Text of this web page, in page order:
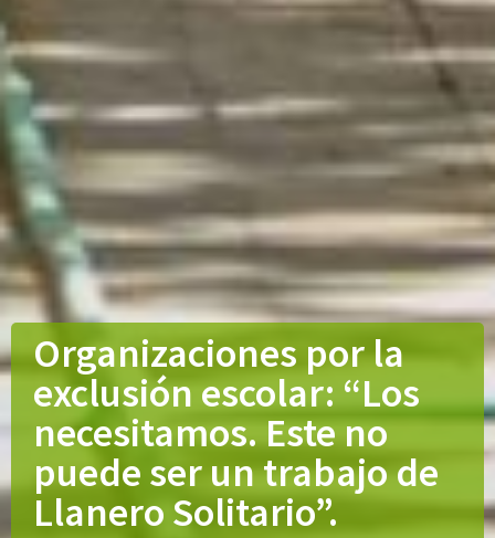
Organizaciones por la
exclusión escolar: “Los
necesitamos. Este no
puede ser un trabajo de
Llanero Solitario”.